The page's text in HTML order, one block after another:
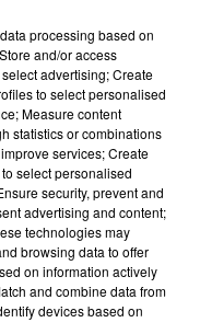
26 À 17H59
dans le Cantal,
les reportages
.
processing based on
and/or access
advertising; Create
to select personalised
Measure content
statistics or combinations
services; Create
select personalised
security, prevent and
advertising and content;
technologies may
browsing data to offer
on information actively
and combine data from
devices based on